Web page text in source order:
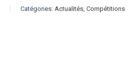
Catégories: Actualités, Compétitions